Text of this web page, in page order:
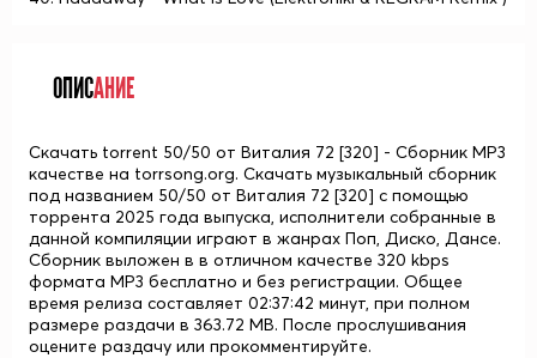
ОПИСАНИЕ
Скачать torrent 50/50 от Виталия 72 [320] - Сборник MP3
качестве на torrsong.org. Скачать музыкальный сборник
под названием 50/50 от Виталия 72 [320] с помощью
торрента 2025 года выпуска, исполнители собранные в
данной компиляции играют в жанрах Поп, Диско, Дансе.
Сборник выложен в в отличном качестве 320 kbps
формата MP3 бесплатно и без регистрации. Общее
время релиза составляет 02:37:42 минут, при полном
размере раздачи в 363.72 MB. После прослушивания
оцените раздачу или прокомментируйте.